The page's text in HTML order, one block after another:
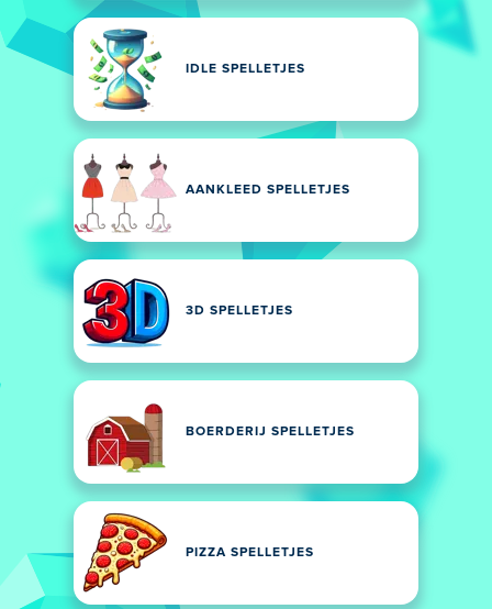
IDLE SPELLETJES
AANKLEED SPELLETJES
3D SPELLETJES
BOERDERIJ SPELLETJES
PIZZA SPELLETJES